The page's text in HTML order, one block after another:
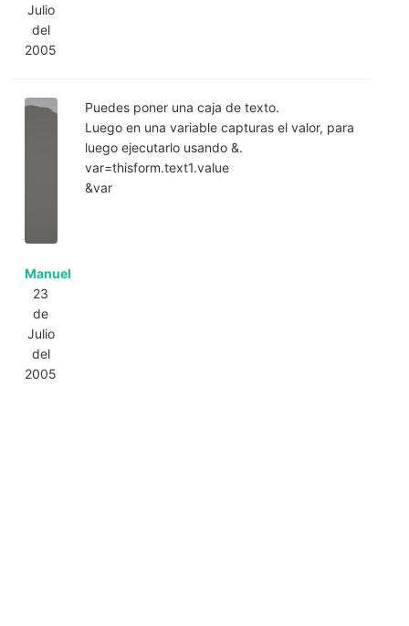
Julio
del
2005
Manuel
23
de
Julio
del
2005
Puedes poner una caja de texto.
Luego en una variable capturas el valor, para
luego ejecutarlo usando &.
var=thisform.text1.value
&var